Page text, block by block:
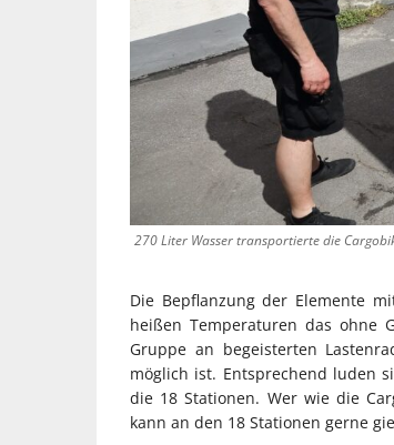
270 Liter Wasser transportierte die
Die Bepflanzung der Elemente
heißen Temperaturen das ohne
Gruppe an begeisterten
möglich ist. Entsprechend luden
die 18 Stationen. Wer wie die
kann an den 18 Stationen gerne